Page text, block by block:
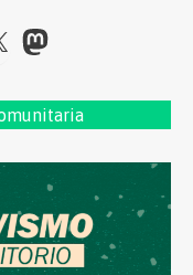
X Mastodon